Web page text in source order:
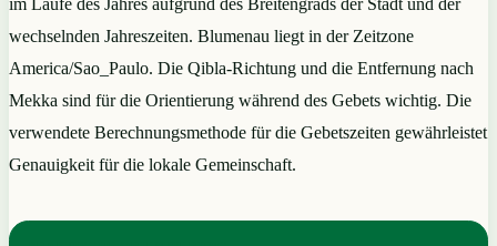
wechselnden Jahreszeiten. Blumenau liegt in der Zeitzone
America/Sao_Paulo. Die Qibla-Richtung und die Entfernung nach
Mekka sind für die Orientierung während des Gebets wichtig. Die
verwendete Berechnungsmethode für die Gebetszeiten gewährleistet
Genauigkeit für die lokale Gemeinschaft.